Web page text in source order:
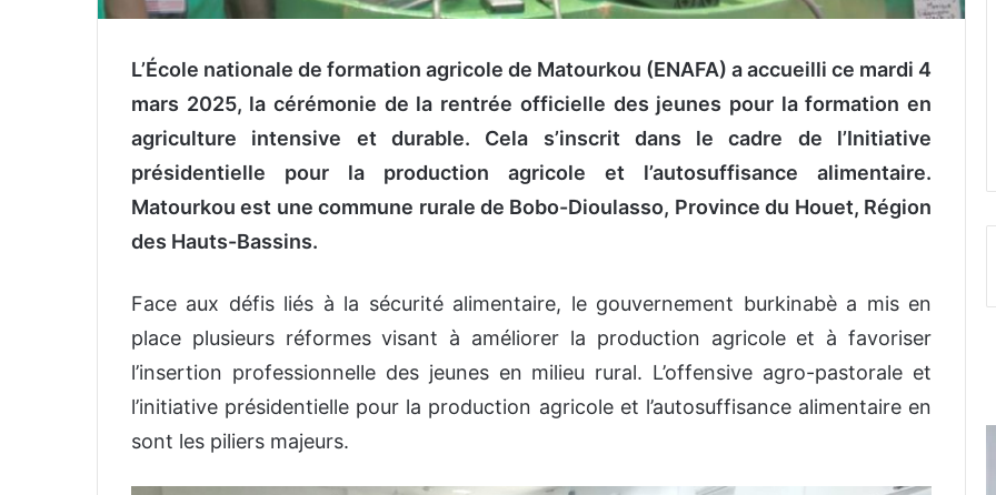
L’École nationale de formation agricole de Matourkou (ENAFA) a accueilli ce mardi 4
mars 2025, la cérémonie de la rentrée officielle des jeunes pour la formation en
agriculture intensive et durable. Cela s’inscrit dans le cadre de l’Initiative
présidentielle pour la production agricole et l’autosuffisance alimentaire.
Matourkou est une commune rurale de Bobo-Dioulasso, Province du Houet, Région
des Hauts-Bassins.
Face aux défis liés à la sécurité alimentaire, le gouvernement burkinabè a mis en
place plusieurs réformes visant à améliorer la production agricole et à favoriser
l’insertion professionnelle des jeunes en milieu rural. L’offensive agro-pastorale et
l’initiative présidentielle pour la production agricole et l’autosuffisance alimentaire en
sont les piliers majeurs.